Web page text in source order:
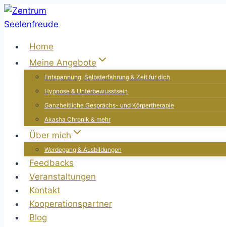
Zum
Inhalt
Home
Meine Angebote
Entspannung, Selbsterfahrung & Zeit für dich
Hypnose & Unterbewusstsein
Ganzheitliche Gesprächs- und Körpertherapie
Akasha Chronik & mehr
Über mich
Werdegang & Ausbildungen
Feedbacks
Veranstaltungen
Kontakt
Kooperationspartner
Blog